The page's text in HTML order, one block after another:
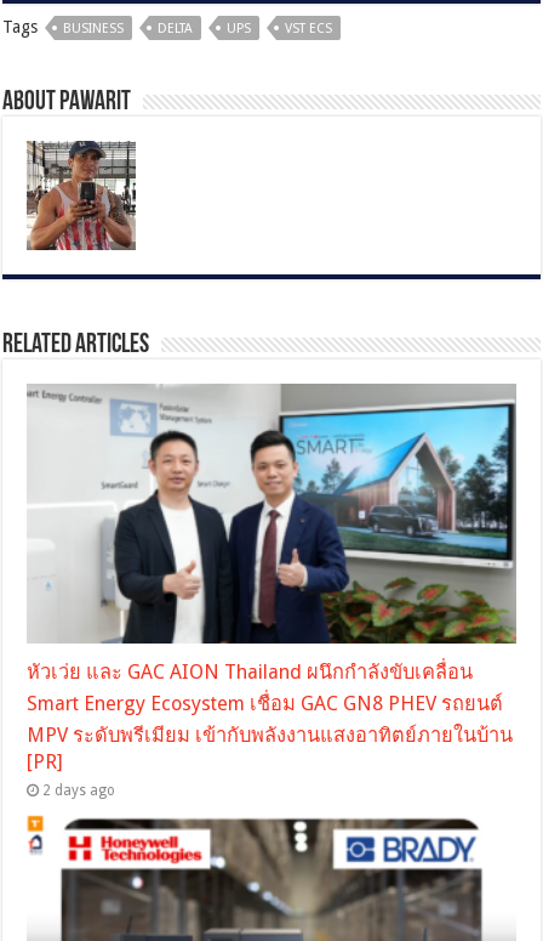
Tags BUSINESS DELTA UPS VST ECS
About pawarit
Related Articles
หัวเว่ย และ GAC AION Thailand ผนึกกำลังขับเคลื่อน
Smart Energy Ecosystem เชื่อม GAC GN8 PHEV รถยนต์
MPV ระดับพรีเมียม เข้ากับพลังงานแสงอาทิตย์ภายในบ้าน
[PR]
2 days ago